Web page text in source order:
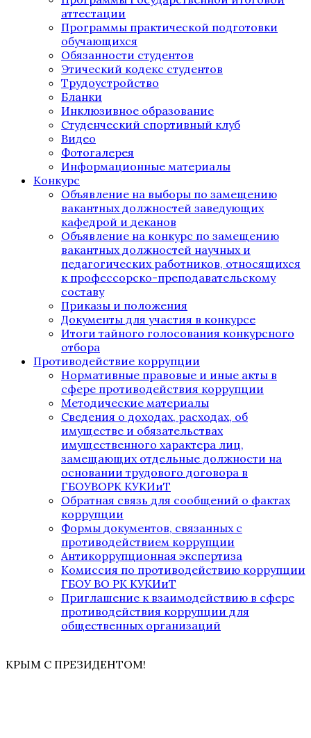
аттестации
Программы практической подготовки
обучающихся
Обязанности студентов
Этический кодекс студентов
Трудоустройство
Бланки
Инклюзивное образование
Студенческий спортивный клуб
Видео
Фотогалерея
Информационные материалы
Конкурс
Объявление на выборы по замещению
вакантных должностей заведующих
кафедрой и деканов
Объявление на конкурс по замещению
вакантных должностей научных и
педагогических работников, относящихся
к профессорско-преподавательскому
составу
Приказы и положения
Документы для участия в конкурсе
Итоги тайного голосования конкурсного
отбора
Противодействие коррупции
Нормативные правовые и иные акты в
сфере противодействия коррупции
Методические материалы
Сведения о доходах, расходах, об
имуществе и обязательствах
имущественного характера лиц,
замещающих отдельные должности на
основании трудового договора в
ГБОУВОРК КУКИиТ
Обратная связь для сообщений о фактах
коррупции
Формы документов, связанных с
противодействием коррупции
Антикоррупционная экспертиза
Комиссия по противодействию коррупции
ГБОУ ВО РК КУКИиТ
Приглашение к взаимодействию в сфере
противодействия коррупции для
общественных организаций
КРЫМ С ПРЕЗИДЕНТОМ!